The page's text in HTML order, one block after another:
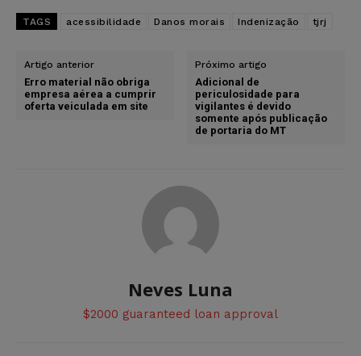
TAGS acessibilidade Danos morais Indenização tjrj
Artigo anterior
Erro material não obriga
empresa aérea a cumprir
oferta veiculada em site
Próximo artigo
Adicional de
periculosidade para
vigilantes é devido
somente após publicação
de portaria do MT
Neves Luna
$2000 guaranteed loan approval